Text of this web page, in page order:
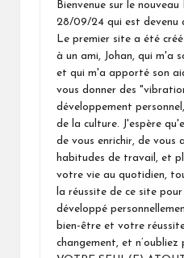
Bienvenue sur le
28/09/24 qui est devenu
Le premier site a été
à un ami, Johan, qui m'a
et qui m'a apporté son
vous donner des
développement
de la culture. J'espère
de vous enrichir, de vous
habitudes de travail, et
votre vie au quotidien,
la réussite de ce site pour
développé
bien-être et votre
changement, et n’oubliez